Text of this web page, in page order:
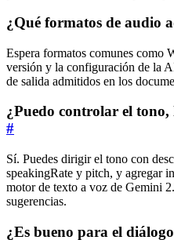
¿Qué formatos de audio
Espera formatos comunes como
versión y la configuración de la
de salida admitidos en los
¿Puedo controlar el tono,
#
Sí. Puedes dirigir el tono con
speakingRate y pitch, y agregar
motor de texto a voz de Gemini
sugerencias.
¿Es bueno para el